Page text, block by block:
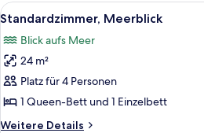
Alle
Fotos
für
Standardzimmer,
Meerblick
anzeigen
Ein
17
Standardzimmer, Meerblick
Blick aufs Meer
24 m²
Platz für 4 Personen
1 Queen-Bett und 1 Einzelbett
Weitere Details
Weitere